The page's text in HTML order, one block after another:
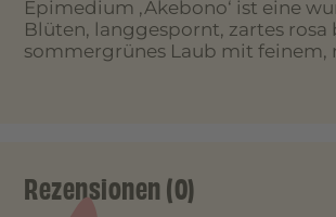
Epimedium ‚Akebono‘ ist eine
Blüten, langgespornt, zartes
sommergrünes Laub mit feinem,
Rezensionen (0)